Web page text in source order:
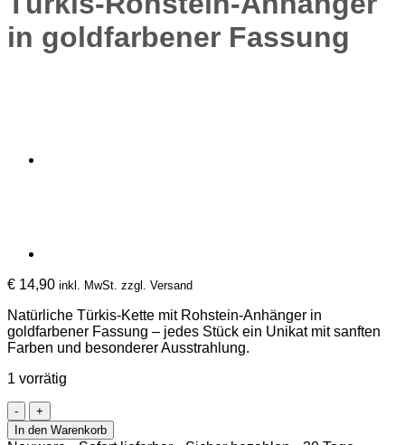
in goldfarbener Fassung
€ 14,90 inkl. MwSt. zzgl. Versand
Natürliche Türkis-Kette mit Rohstein-Anhänger in
goldfarbener Fassung – jedes Stück ein Unikat mit sanften
Farben und besonderer Ausstrahlung.
1 vorrätig
Natürliche
Kristallkette
mit
In den Warenkorb